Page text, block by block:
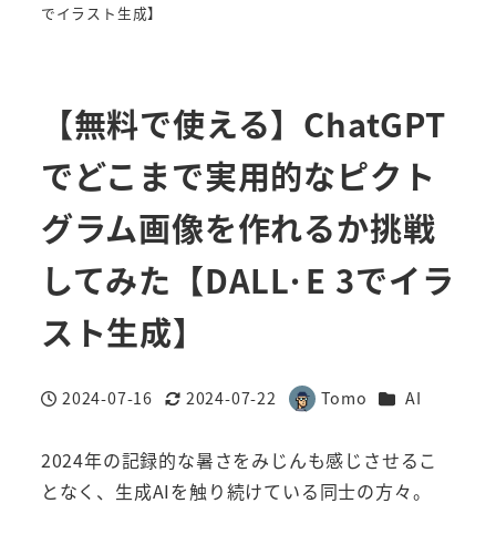
でイラスト生成】
【無料で使える】ChatGPT
でどこまで実用的なピクト
グラム画像を作れるか挑戦
してみた【DALL·E 3でイラ
スト生成】
投稿日
2024-07-16
更新日
2024-07-22
著
Tomo カテゴリー
AI
2024年の記録的な暑さをみじんも感じさせるこ
となく、生成AIを触り続けている同士の方々。